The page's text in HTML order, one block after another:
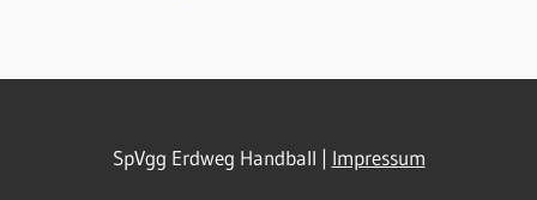
SpVgg Erdweg Handball | Impressum